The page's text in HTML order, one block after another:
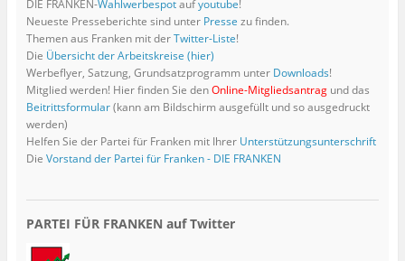
DIE FRANKEN-Wahlwerbespotaufyoutube!
Neueste Presseberichte sind unter Presse zu finden.
Themen aus Franken mit derTwitter-Liste!
Die Übersicht der Arbeitskreise (hier)
Werbeflyer, Satzung, Grundsatzprogramm unter Downloads!
Mitglied werden! Hier finden Sie denOnline-Mitgliedsantragund das
Beitrittsformular(kann am Bildschirm ausgefüllt und so ausgedruckt
werden)
Helfen Sie der Partei für Franken mit Ihrer Unterstützungsunterschrift
Die Vorstand der Partei für Franken - DIE FRANKEN
PARTEI FÜR FRANKEN auf Twitter